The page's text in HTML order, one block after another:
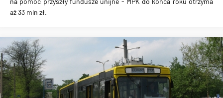
aż 33 mln zł.